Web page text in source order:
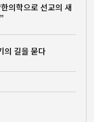
의학으로 선교의 새
의 길을 묻다